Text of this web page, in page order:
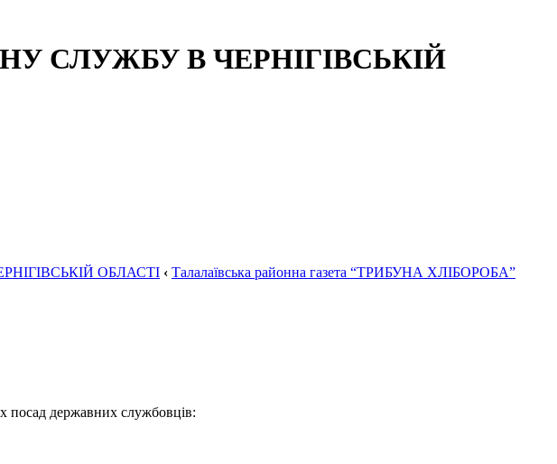
СЛУЖБУ В ЧЕРНІГІВСЬКІЙ
ОБЛАСТІ ‹ Талалаївська районна газета “ТРИБУНА ХЛІБОРОБА”
посад державних службовців: